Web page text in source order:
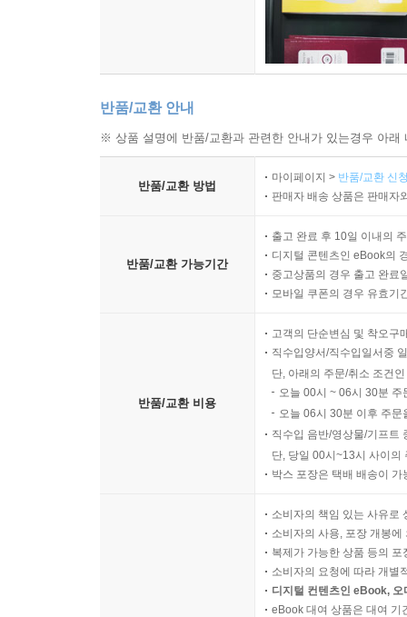
Consistent Data Preprocessing 40
Encoding Structured Data Types 41
Mapping Categorical Values 42
Classification Threshold with Precision and Recall
Area under the Curve (AUC) 46
TensorFlow Data API (tf.data) 49
반품/교환 안내
※ 상품 설명에 반품/교환과 관련한 안내가 있는경우 아
반품/교환 방법
마이페이지 > 반품/교환 신
판매자 배송 상품은 판매자
반품/교환 가능기간
출고 완료 후 10일 이내의
디지털 콘텐츠인 eBook의
중고상품의 경우 출고 완료
모바일 쿠폰의 경우 유효기
반품/교환 비용
고객의 단순변심 및 착오구
직수입양서/직수입일서중
단, 아래의 주문/취소 조건
오늘 00시 ~ 06시 30분
오늘 06시 30분 이후 주
직수입 음반/영상물/기프트
단, 당일 00시~13시 사이의
박스 포장은 택배 배송이
소비자의 책임 있는 사유로
소비자의 사용, 포장 개봉
복제가 가능한 상품 등의
소비자의 요청에 따라 개별
디지털 컨텐츠인 eBook,
eBook 대여 상품은 대여 기